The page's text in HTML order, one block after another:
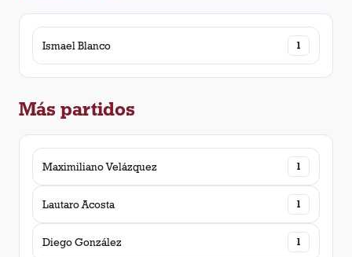
Ismael Blanco 1
Más partidos
Maximiliano Velázquez 1
Lautaro Acosta 1
Diego González 1